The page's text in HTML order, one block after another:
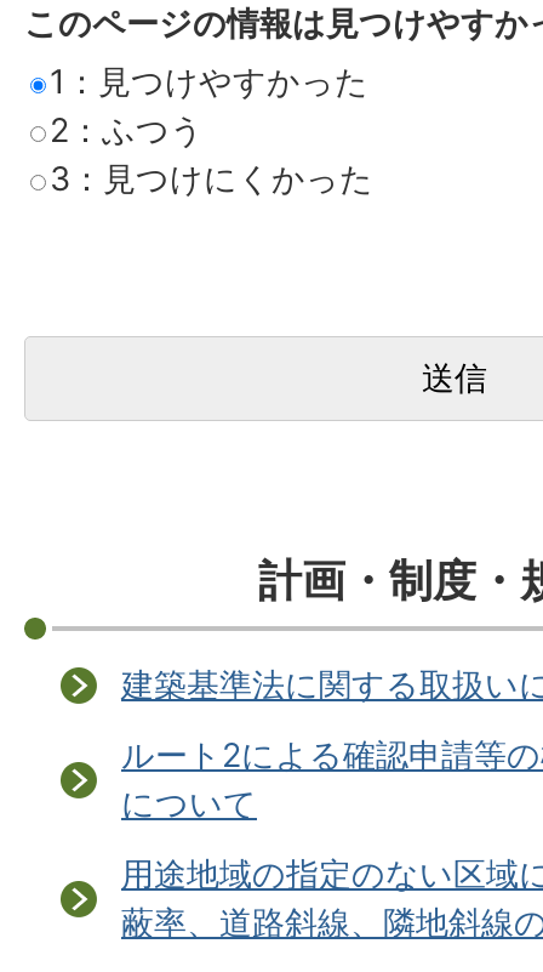
このページの情報は見つけやすか
1：見つけやすかった
2：ふつう
3：見つけにくかった
計画・制度・
建築基準法に関する取扱い
ルート2による確認申請等
について
用途地域の指定のない区域
蔽率、道路斜線、隣地斜線